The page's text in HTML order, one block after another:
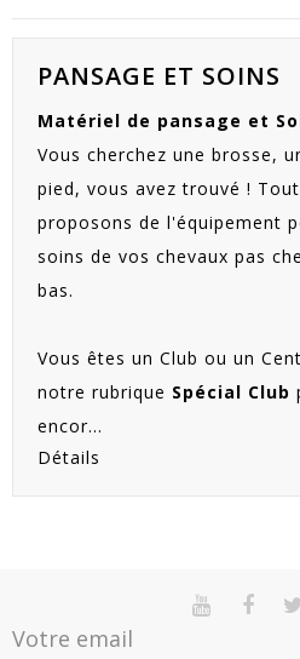
PANSAGE ET SOINS
Matériel de pansage et
Vous cherchez une brosse,
pied, vous avez trouvé !
proposons de l'équipement
soins de vos chevaux pas
bas.
Vous êtes un Club ou un
notre rubrique Spécial Club
encor...
Détails